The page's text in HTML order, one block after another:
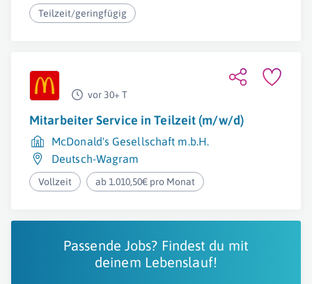
Teilzeit/geringfügig
vor 30+ T
Mitarbeiter Service in Teilzeit (m/w/d)
McDonald's Gesellschaft m.b.H.
Deutsch-Wagram
Vollzeit ab 1.010,50€ pro Monat
Passende Jobs? Findest du mit
deinem Lebenslauf!